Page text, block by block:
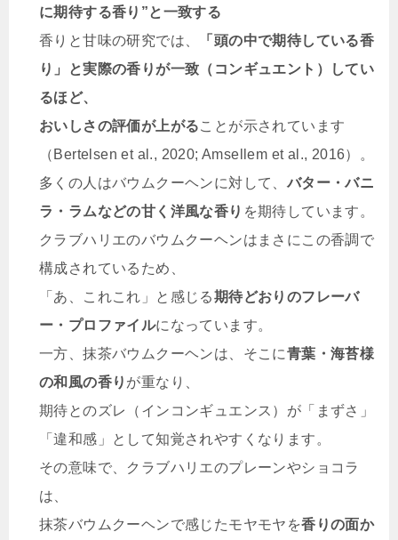
に期待する香り”と一致する
香りと甘味の研究では、
「頭の中で期待している香
り」と実際の香りが一致（コンギュエント）してい
るほど、
おいしさの評価が上がることが示されています
（Bertelsen et al., 2020; Amsellem et al., 2016）。
多くの人はバウムクーヘンに対して、 バター・バニ
ラ・ラムなどの甘く洋風な香り を期待しています。
クラブハリエのバウムクーヘンはまさにこの香調で
構成されているため、
「あ、これこれ」と感じる期待どおりのフレーバ
ー・プロファイルになっています。
一方、抹茶バウムクーヘンは、そこに青葉・海苔様
の和風の香り が重なり、
期待とのズレ（インコンギュエンス）が「まずさ」
「違和感」として知覚されやすくなります。
その意味で、クラブハリエのプレーンやショコラ
は、
抹茶バウムクーヘンで感じたモヤモヤを香りの面か